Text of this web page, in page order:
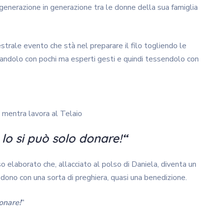
in generazione tra le donne della sua famiglia
evento che stà nel preparare il filo togliendo le
con pochi ma esperti gesti e quindi tessendolo con
mentra lavora al Telaio
si può solo donare!“
elaborato che, allacciato al polso di Daniela, diventa un
con una sorta di preghiera, quasi una benedizione.
“